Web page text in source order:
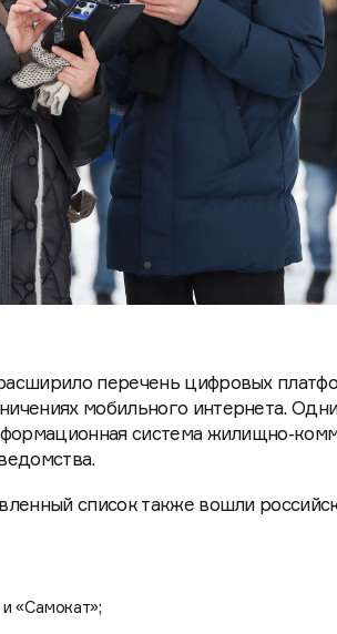
перечень цифровых
мобильного интернета.
система
список также вошли
«Самокат»;